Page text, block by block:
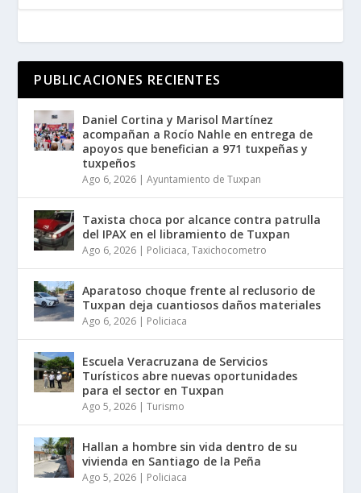
PUBLICACIONES RECIENTES
Daniel Cortina y Marisol Martínez
acompañan a Rocío Nahle en entrega de
apoyos que benefician a 971 tuxpeñas y
tuxpeños
Ago 6, 2026 |Ayuntamiento de Tuxpan
Taxista choca por alcance contra patrulla
del IPAX en el libramiento de Tuxpan
Ago 6, 2026 | Policiaca,Taxichocometro
Aparatoso choque frente al reclusorio de
Tuxpan deja cuantiosos daños materiales
Ago 6, 2026 | Policiaca
Escuela Veracruzana de Servicios
Turísticos abre nuevas oportunidades
para el sector en Tuxpan
Ago 5, 2026 |Turismo
Hallan a hombre sin vida dentro de su
vivienda en Santiago de la Peña
Ago 5, 2026 | Policiaca